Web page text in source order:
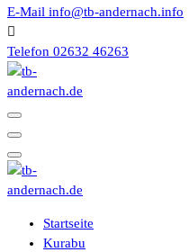
E-Mail info@tb-andernach.info
Telefon 02632 46263
Turnerbund 1867 e.V. Andernach
Startseite
Kurabu